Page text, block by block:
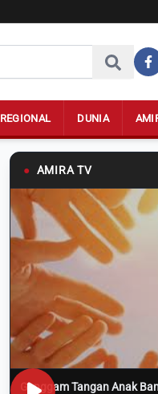
REGIONAL DUNIA
● AMIRA TV
Genggam Tangan Anak